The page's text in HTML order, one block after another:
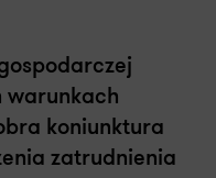
warunkach
koniunktura
zatrudnienia